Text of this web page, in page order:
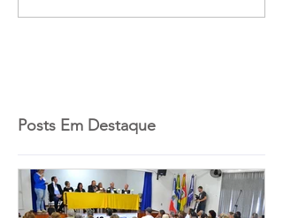
Posts Em Destaque